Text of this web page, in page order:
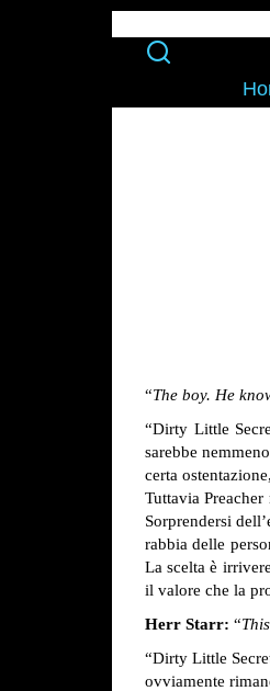
“The boy. He
“Dirty Little
sarebbe
certa
Tuttavia
Sorprendersi
rabbia delle
La scelta è
il valore che la
Herr Starr: “
“Dirty Little
ovviamente